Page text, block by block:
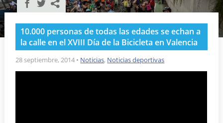
Valencia en deporte
Portal de Transparencia
Reservas
10.000 personas de todas las edades se echan a
la calle en el XVIII Día de la Bicicleta en Valencia
28 septiembre, 2014 • Noticias, Noticias deportivas